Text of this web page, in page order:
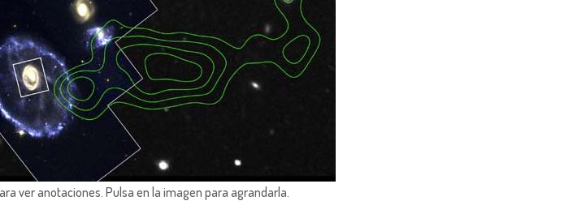
ver anotaciones. Pulsa en la imagen para agrandarla.